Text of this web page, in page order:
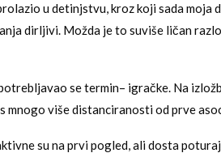
u detinjstvu, kroz koji sada moja
dirljivi. Možda je to suviše ličan
se termin– igračke. Na
mnogo više distanciranosti od prve
su na prvi pogled, ali dosta